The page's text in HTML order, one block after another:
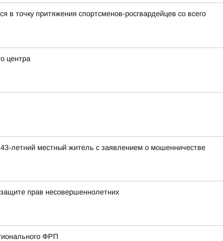
точку притяжения спортсменов-росгвардейцев со всего
центра
летний местный житель с заявлением о мошенничестве
прав несовершеннолетних
ФРП